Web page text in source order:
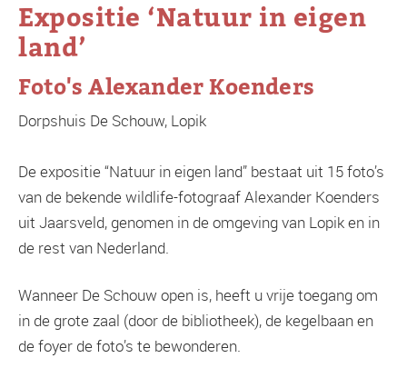
Expositie ‘Natuur in eigen
land’
Foto's Alexander Koenders
Dorpshuis De Schouw, Lopik
De expositie “Natuur in eigen land” bestaat uit 15 foto’s
van de bekende wildlife-fotograaf Alexander Koenders
uit Jaarsveld, genomen in de omgeving van Lopik en in
de rest van Nederland.
Wanneer De Schouw open is, heeft u vrije toegang om
in de grote zaal (door de bibliotheek), de kegelbaan en
de foyer de foto’s te bewonderen.